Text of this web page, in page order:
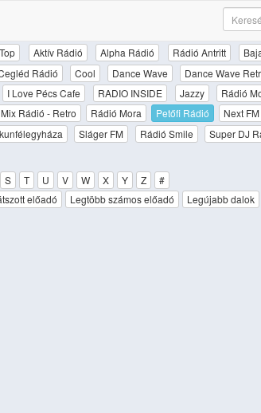
Aktív Rádió Alpha Rádió Rádió Antritt
Rádió Cool Dance Wave Dance Wave
I Love Pécs Cafe RADIO INSIDE Jazzy Rádió
Mix Rádió - Retro Rádió Mora Petőfi Rádió Next FM
Sláger FM Rádió Smile Super DJ
S T U V W X Y Z
#
előadó Legtöbb számos előadó Legújabb dalok